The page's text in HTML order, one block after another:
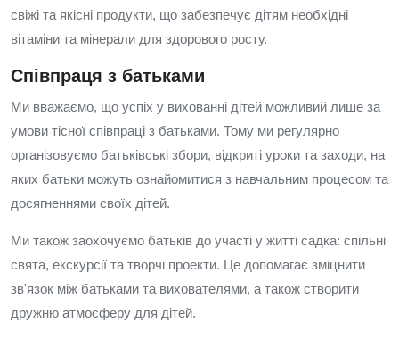
свіжі та якісні продукти, що забезпечує дітям необхідні
вітаміни та мінерали для здорового росту.
Співпраця з батьками
Ми вважаємо, що успіх у вихованні дітей можливий лише за
умови тісної співпраці з батьками. Тому ми регулярно
організовуємо батьківські збори, відкриті уроки та заходи, на
яких батьки можуть ознайомитися з навчальним процесом та
досягненнями своїх дітей.
Ми також заохочуємо батьків до участі у житті садка: спільні
свята, екскурсії та творчі проекти. Це допомагає зміцнити
зв'язок між батьками та вихователями, а також створити
дружню атмосферу для дітей.